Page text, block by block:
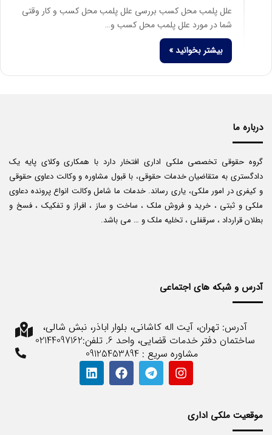
علل پلمب محل کسب بررسی علل پلمب محل کسب و کار وقتی
شما در مورد علل پلمب محل کسب و…
بیشتر بخوانید »
درباره ما
گروه حقوقی تخصصی ملکی اداری افتخار دارد با همکاری وکلای پایه یک
دادگستری به متقاضیان خدمات حقوقی، با قبول مشاوره و وکالت دعاوی حقوقی
و کیفری در امور ملکی، یاری رساند. خدمات ما شامل وکالت انواع پرونده دعاوی
ملکی و ثبتی ، خرید و فروش ملک ، ساخت و ساز ، افراز و تفکیک ، فسخ و
بطلان قرارداد ، سرقفلی ، تخلیه ملک و … می باشد.
آدرس و شبکه های اجتماعی
آدرس: تهران، آیت اله کاشانی، بلوار اباذر، نبش شالی،
ساختمان دفتر خدمات قضایی، واحد 6. تلفن:02144097162
مشاوره سریع : 09125453894
موقعیت ملکی اداری